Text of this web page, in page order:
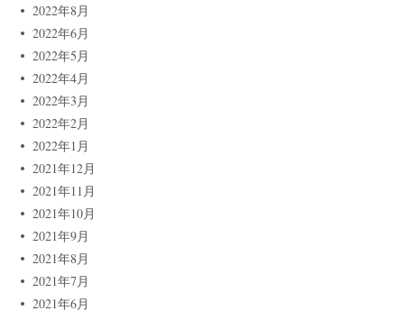
2022年8月
2022年6月
2022年5月
2022年4月
2022年3月
2022年2月
2022年1月
2021年12月
2021年11月
2021年10月
2021年9月
2021年8月
2021年7月
2021年6月